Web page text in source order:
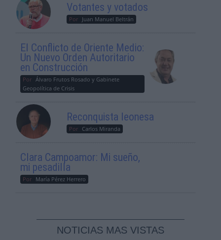
Votantes y votados
Por Juan Manuel Beltrán
El Conflicto de Oriente Medio:
Un Nuevo Orden Autoritario
en Construcción
Por Álvaro Frutos Rosado y Gabinete
Geopolítica de Crisis
Reconquista leonesa
Por Carlos Miranda
Clara Campoamor: Mi sueño,
mi pesadilla
Por María Pérez Herrero
NOTICIAS MAS VISTAS